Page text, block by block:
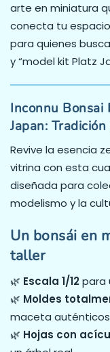
arte en miniatura
conecta tu
para quienes
y “model kit Platz
Inconnu Bonsai
Japan:
Revive la esencia
vitrina con esta
diseñada para
modelismo y la
Un bonsái en
taller
🌿 Escala 1/12para
🌿 Moldes
maceta auténticos
🌿 Hojas con